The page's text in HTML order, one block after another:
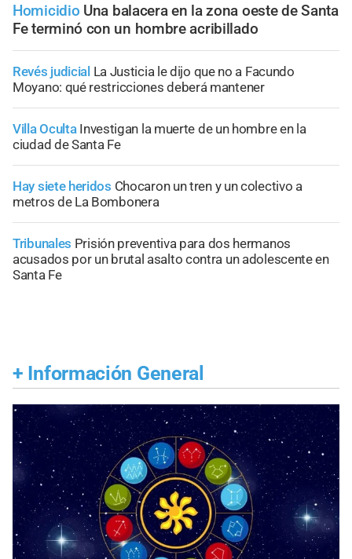
Homicidio Una balacera en la zona oeste de Santa
Fe terminó con un hombre acribillado
Revés judicial La Justicia le dijo que no a Facundo
Moyano: qué restricciones deberá mantener
Villa Oculta Investigan la muerte de un hombre en la
ciudad de Santa Fe
Hay siete heridos Chocaron un tren y un colectivo a
metros de La Bombonera
Tribunales Prisión preventiva para dos hermanos
acusados por un brutal asalto contra un adolescente en
Santa Fe
+ Información General